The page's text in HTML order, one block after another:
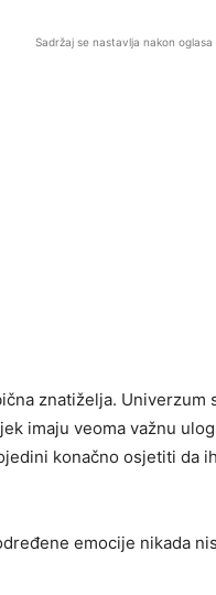
Sadržaj se nastavlja nakon oglasa
znatiželja. Univerzum
imaju veoma važnu
konačno osjetiti da
emocije nikada